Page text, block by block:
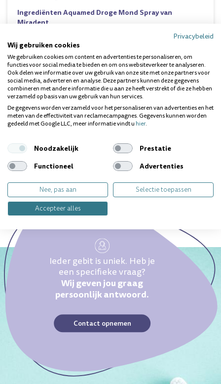
Ingrediënten Aquamed Droge Mond Spray van
Miradent
Aqua, Xylitol, Butylene, Glycol, Eriodictyon Californicum
Flower/ Leaf/ Stem Extract, PEG-40 Hydrogenated Castor
Oil, Magnesium Chloride, Calcium Chloride, Xanthan Gum,
Lysozyme Hydrochloride, Citric Acid, Aroma, Mentha Arvensis
Leaf Oil, Limonene, Sodium Benzoate, Potassium Sorbate,
Linalool, Citral.
Inhoud:
30 ml
Vragen over dit product? Wij helpen je
Ieder gebit is uniek. Heb je
een specifieke vraag?
Wij geven jou graag
persoonlijk antwoord.
Contact opnemen
Privacybeleid
Wij gebruiken cookies
We gebruiken cookies om content en advertenties te personaliseren, om
functies voor social media te bieden en om ons websiteverkeer te analyseren.
Ook delen we informatie over uw gebruik van onze site met onze partners voor
social media, adverteren en analyse. Deze partners kunnen deze gegevens
combineren met andere informatie die u aan ze heeft verstrekt of die ze hebben
verzameld op basis van uw gebruik van hun services.
De gegevens worden verzameld voor het personaliseren van advertenties en het
meten van de effectiviteit van reclamecampagnes. Gegevens kunnen worden
gedeeld met Google LLC, meer informatie vindt uhier.
Noodzakelijk
Prestatie
Functioneel
Advertenties
Nee, pas aan
Selectie toepassen
Accepteer alles